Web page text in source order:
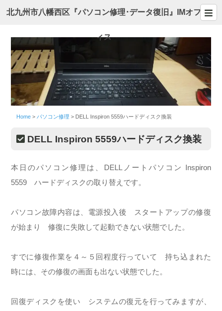
北九州市八幡西区『パソコン修理･データ復旧』IMオフ
ィス
Home > パソコン修理 > DELL Inspiron 5559ハードディスク換装
DELL Inspiron 5559ハードディスク換装
本日のパソコン修理は、DELLノートパソコン Inspiron
5559 ハードディスクの取り替えです。
パソコン故障内容は、電源投入後 スタートアップの修復
が始まり 修復に失敗して起動できない状態でした。
すでに修復作業を４～５回程度行っていて 持ち込まれた
時には、その修復の画面も出ない状態でした。
回復ディスクを使い システムの復元を行ってみますが、